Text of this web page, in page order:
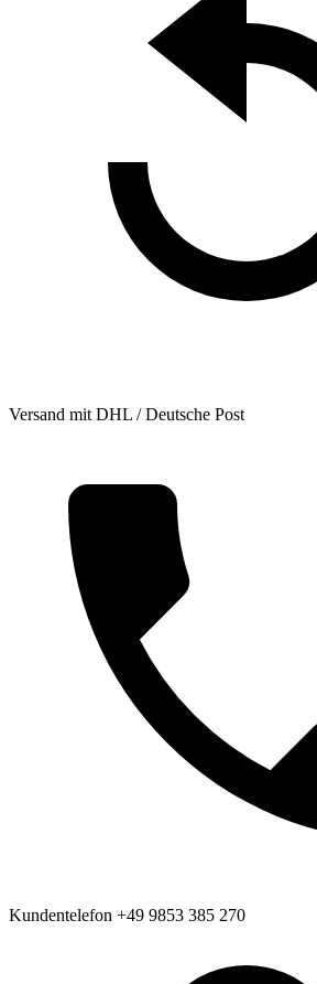
Versand mit DHL / Deutsche Post
Kundentelefon +49 9853 385 270